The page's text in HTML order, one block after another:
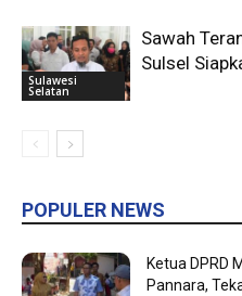
Sulawesi
Selatan
Sawah
Sulsel
POPULER NEWS
Ketua DPRD
Pannara,